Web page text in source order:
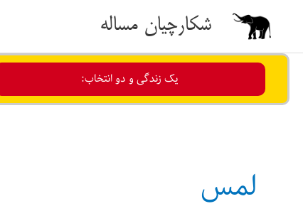
شکارچیان مساله
یک زندگی و دو انتخاب:
لمس